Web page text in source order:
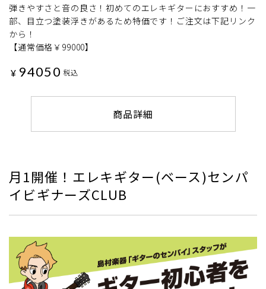
弾きやすさと音の良さ！初めてのエレキギターにおすすめ！一
部、目立つ塗装浮きがあるため特価です！ご注文は下記リンク
から！
【通常価格￥99000】
¥ 94050 税込
商品詳細
月1開催！エレキギター(ベース)センパ
イビギナーズCLUB